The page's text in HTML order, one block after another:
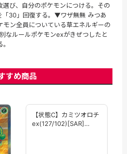
選び、自分のポケモンにつける。その
「30」回復する。▼ワザ無無 みつあ
ン全員についている草エネルギーの
なルールポケモンexがきぜつしたと
すめ商品